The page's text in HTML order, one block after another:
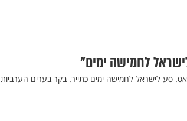
לחמישה ימים"
סע לישראל לחמישה ימים כתייר. בקר בערים הערביות